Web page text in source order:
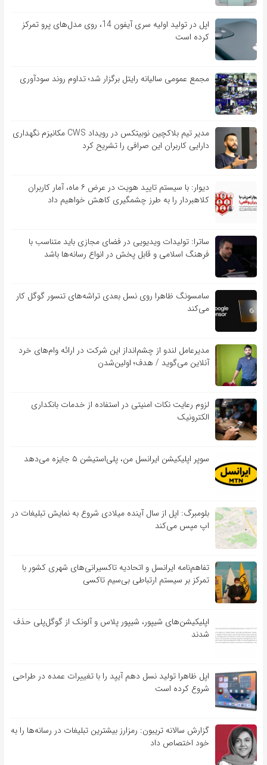
اپل در تولید اولیه سری آیفون 14، روی مدل‌های پرو تمرکز
کرده است
مجمع عمومی سالیانه رایتل برگزار شد؛ تداوم روند سودآوری
مدیر تیم بلاکچین نوبیتکس در رویداد CWS مکانیزم نگهداری
دارایی کاربران این صرافی را تشریح کرد
دیوار: با سیستم تایید هویت در عرض ۶ ماه، آمار کاربران
کلاهبردار را به طرز چشمگیری کاهش خواهیم داد
ساترا: تولیدات ویدیویی در فضای مجازی باید متناسب با
فرهنگ اسلامی و قابل پخش در انواع رسانه‌ها باشد
سامسونگ ظاهرا روی نسل بعدی تراشه‌های تنسور گوگل کار
می‌کند
مدیرعامل لندو از چشم‌انداز این شرکت در ارائه وام‌های خرد
آنلاین می‌گوید / هدف؛ اولین‌شدن
لزوم رعایت نکات امنیتی در استفاده از خدمات بانکداری
الکترونیک
سوپر اپلیکیشن ایرانسل من، پلی‌استیشن ۵ جایزه می‌دهد
بلومبرگ: اپل از سال آینده میلادی شروع به نمایش تبلیغات در
اپ مپس می‌کند
تفاهم‌نامه‌ ایرانسل و اتحادیه تاکسیرانی‌های شهری کشور با
تمرکز بر سیستم ارتباطی بی‌سیم تاکسی
اپلیکیشن‌های شیپور، شیپور پلاس و آلونک از گوگل‌پلی حذف
شدند
اپل ظاهرا تولید نسل دهم آیپد را با تغییرات عمده در طراحی
شروع کرده است
گزارش سالانه تریبون: رمزارز بیشترین تبلیغات در رسانه‌ها را به
خود اختصاص داد